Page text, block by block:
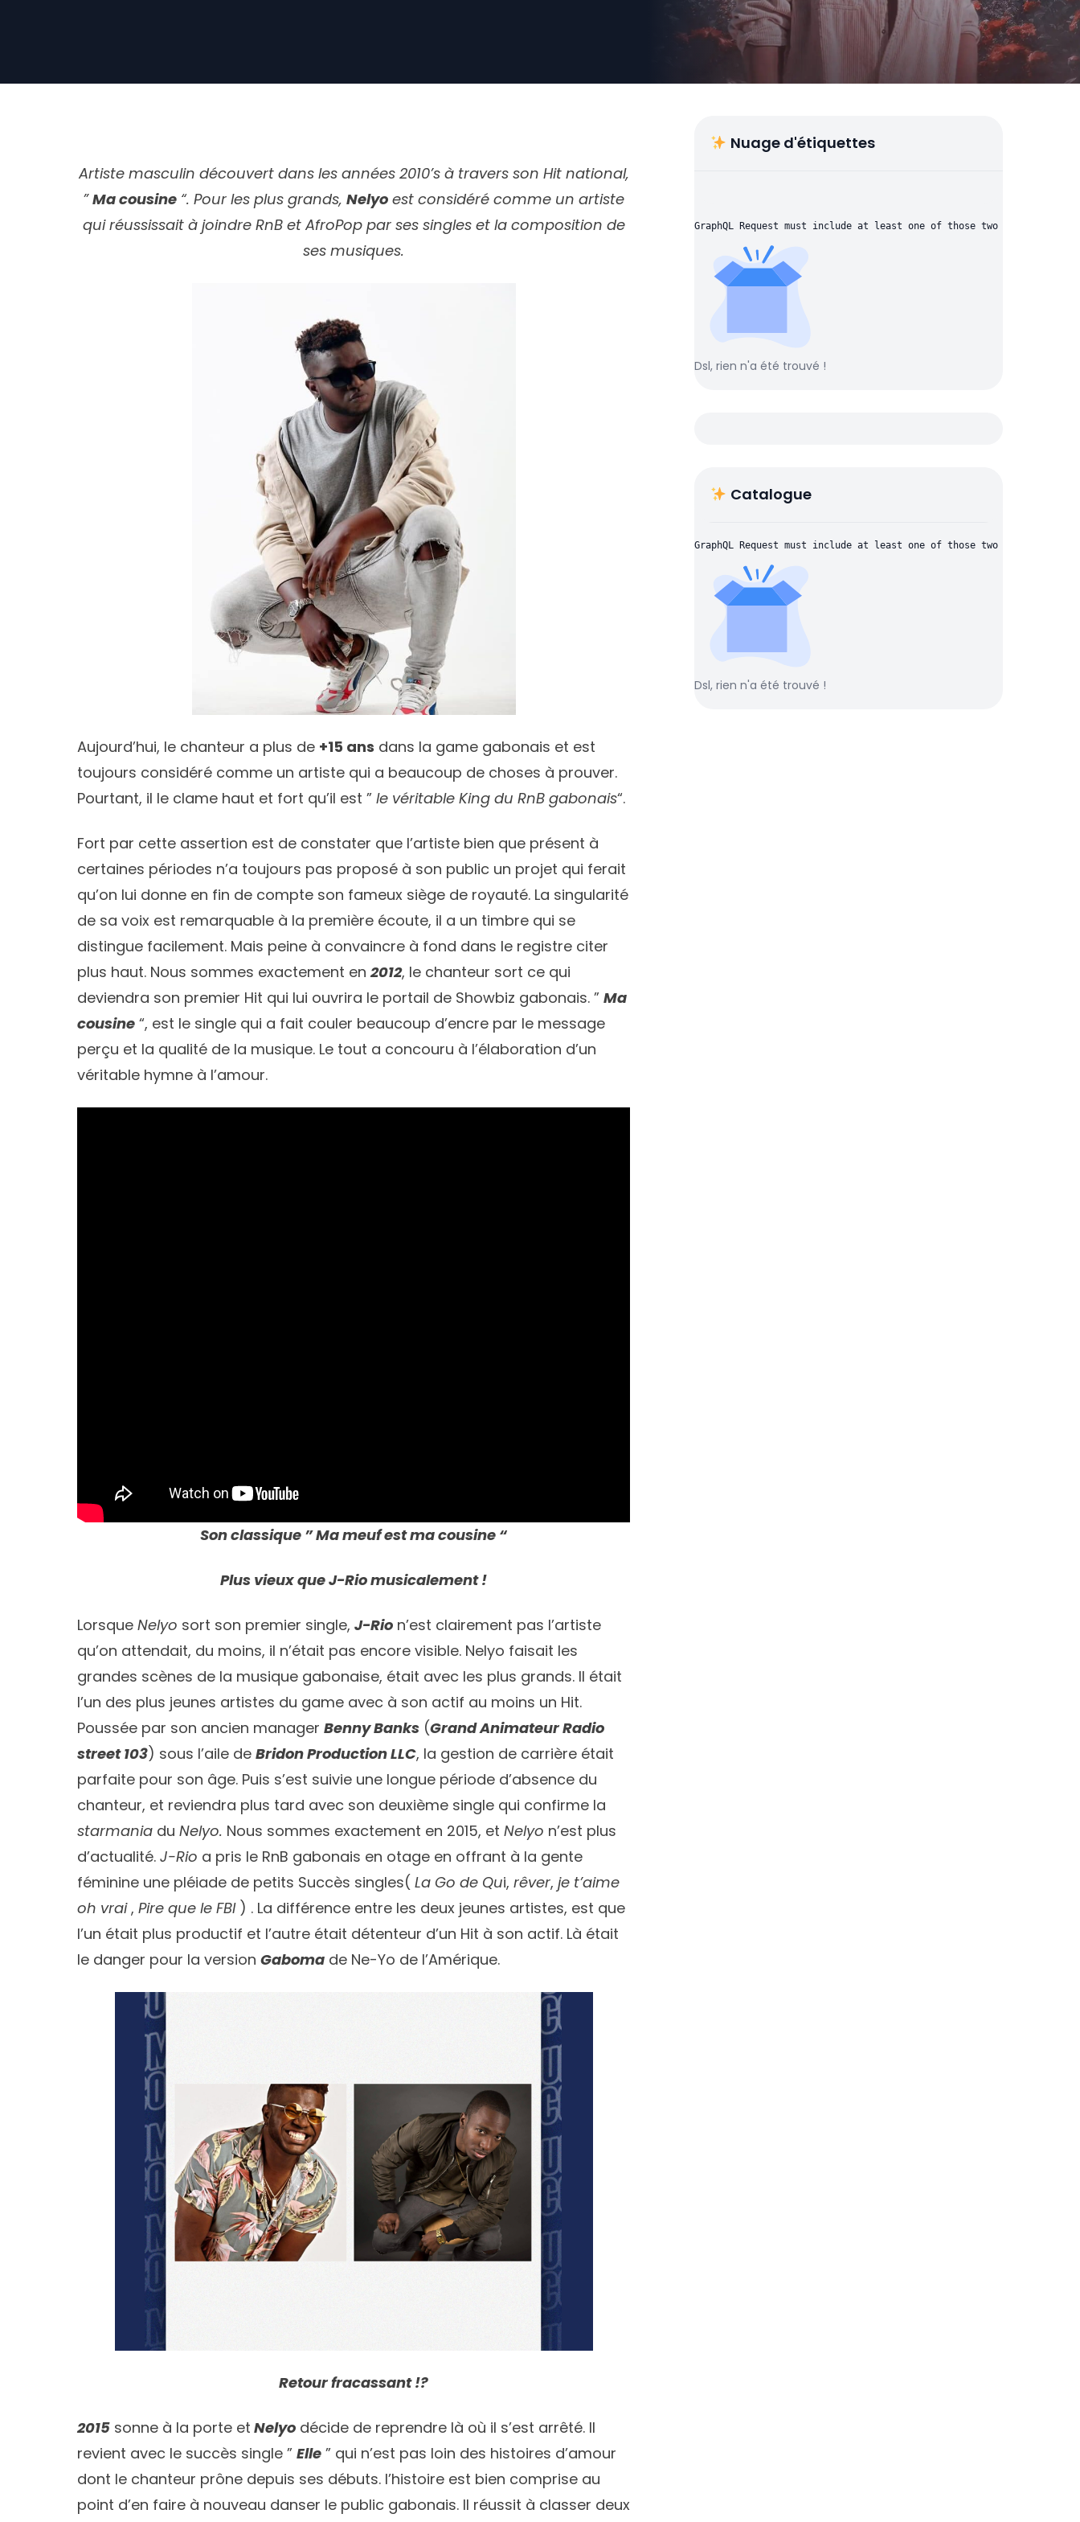
Artiste masculin découvert dans les années 2010’s à travers son Hit national,
”Ma cousine “. Pour les plus grands, Nelyo est considéré comme un artiste
qui réussissait à joindre RnB et AfroPop par ses singles et la composition de
ses musiques.
Aujourd’hui, le chanteur a plus de +15 ans dans la game gabonais et est
toujours considéré comme un artiste qui a beaucoup de choses à prouver.
Pourtant, il le clame haut et fort qu’il est ” le véritable King du RnB gabonais“.
Fort par cette assertion est de constater que l’artiste bien que présent à
certaines périodes n’a toujours pas proposé à son public un projet qui ferait
qu’on lui donne en fin de compte son fameux siège de royauté. La singularité
de sa voix est remarquable à la première écoute, il a un timbre qui se
distingue facilement. Mais peine à convaincre à fond dans le registre citer
plus haut. Nous sommes exactement en 2012, le chanteur sort ce qui
deviendra son premier Hit qui lui ouvrira le portail de Showbiz gabonais. ” Ma
cousine “, est le single qui a fait couler beaucoup d’encre par le message
perçu et la qualité de la musique. Le tout a concouru à l’élaboration d’un
véritable hymne à l’amour.
Son classique ” Ma meuf est ma cousine “
Plus vieux que J-Rio musicalement !
Lorsque Nelyo sort son premier single, J-Rio n’est clairement pas l’artiste
qu’on attendait, du moins, il n’était pas encore visible. Nelyo faisait les
grandes scènes de la musique gabonaise, était avec les plus grands. Il était
l’un des plus jeunes artistes du game avec à son actif au moins un Hit.
Poussée par son ancien manager Benny Banks (Grand Animateur Radio
street 103) sous l’aile de Bridon Production LLC, la gestion de carrière était
parfaite pour son âge. Puis s’est suivie une longue période d’absence du
chanteur, et reviendra plus tard avec son deuxième single qui confirme la
starmania du Nelyo. Nous sommes exactement en 2015, et Nelyo n’est plus
d’actualité. J-Rio a pris le RnB gabonais en otage en offrant à la gente
féminine une pléiade de petits Succès singles( La Go de Qui, rêver, je t’aime
oh vrai, Pire que le FBI ) . La différence entre les deux jeunes artistes, est que
l’un était plus productif et l’autre était détenteur d’un Hit à son actif. Là était
le danger pour la version Gaboma de Ne-Yo de l’Amérique.
Retour fracassant !?
2015 sonne à la porte et Nelyo décide de reprendre là où il s’est arrêté. Il
revient avec le succès single ” Elle ” qui n’est pas loin des histoires d’amour
dont le chanteur prône depuis ses débuts. l’histoire est bien comprise au
point d’en faire à nouveau danser le public gabonais. Il réussit à classer deux
Nuage d'étiquettes
GraphQL Request must include at least one of those two parameters:
Dsl, rien n'a été trouvé !
Catalogue
GraphQL Request must include at least one of those two parameters:
Dsl, rien n'a été trouvé !